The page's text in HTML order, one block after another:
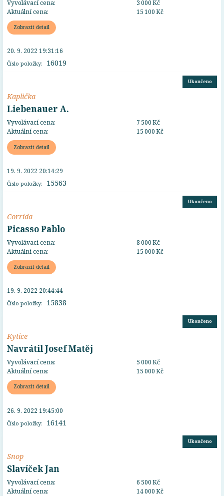
Vyvolávací cena:
3 000 Kč
Aktuální cena:
15 100 Kč
Zobrazit detail
Číslo položky: 16019
20. 9. 2022 19:31:16
Ukončeno
Kaplička
Liebenauer A.
Vyvolávací cena:
7 500 Kč
Aktuální cena:
15 000 Kč
Zobrazit detail
Číslo položky: 15563
19. 9. 2022 20:14:29
Ukončeno
Corrida
Picasso Pablo
Vyvolávací cena:
8 000 Kč
Aktuální cena:
15 000 Kč
Zobrazit detail
Číslo položky: 15838
19. 9. 2022 20:44:44
Ukončeno
Kytice
Navrátil Josef Matěj
Vyvolávací cena:
5 000 Kč
Aktuální cena:
15 000 Kč
Zobrazit detail
Číslo položky: 16141
26. 9. 2022 19:45:00
Ukončeno
Snop
Slavíček Jan
Vyvolávací cena:
6 500 Kč
Aktuální cena:
14 000 Kč